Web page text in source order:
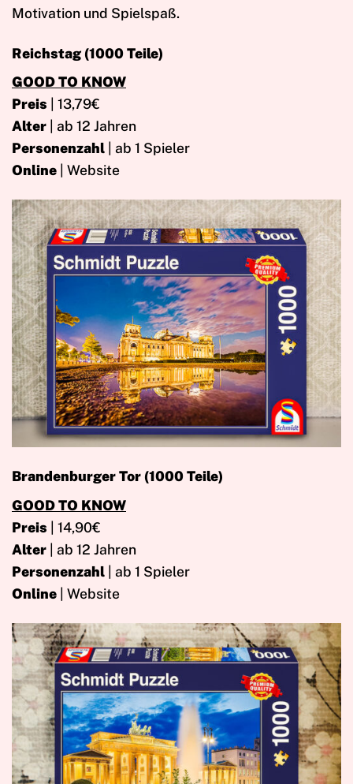
Motivation und Spielspaß.
Reichstag (1000 Teile)
GOOD TO KNOW
Preis | 13,79€
Alter | ab 12 Jahren
Personenzahl | ab 1 Spieler
Online | Website
Brandenburger Tor (1000 Teile)
GOOD TO KNOW
Preis | 14,90€
Alter | ab 12 Jahren
Personenzahl | ab 1 Spieler
Online | Website